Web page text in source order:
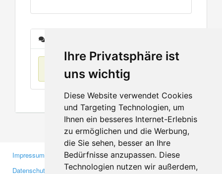
Ihre Privatsphäre ist
uns wichtig
Diese Website verwendet Cookies
und Targeting Technologien, um
Ihnen ein besseres Internet-Erlebnis
zu ermöglichen und die Werbung,
die Sie sehen, besser an Ihre
Bedürfnisse anzupassen. Diese
Technologien nutzen wir außerdem,
Keine Einträge
Impressum
Datenschutzerklärung
Gewerbetreibende
Investoren